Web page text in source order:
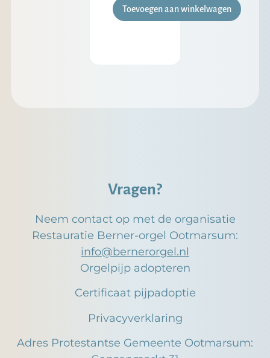
Toevoegen aan winkelwagen
Vragen?
Neem contact op met de organisatie
Restauratie Berner-orgel Ootmarsum:
info@bernerorgel.nl
Adres Protestantse Gemeente Ootmarsum:
Orgelpijp adopteren
Certificaat pijpadoptie
Privacyverklaring